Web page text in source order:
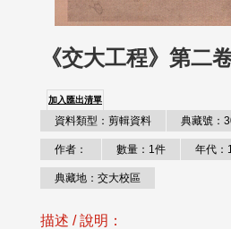
《交大工程》第二
加入匯出清單
資料類型：剪輯資料 典藏號：
作者： 數量：1件 年代：
典藏地：交大校區
描述 / 說明：